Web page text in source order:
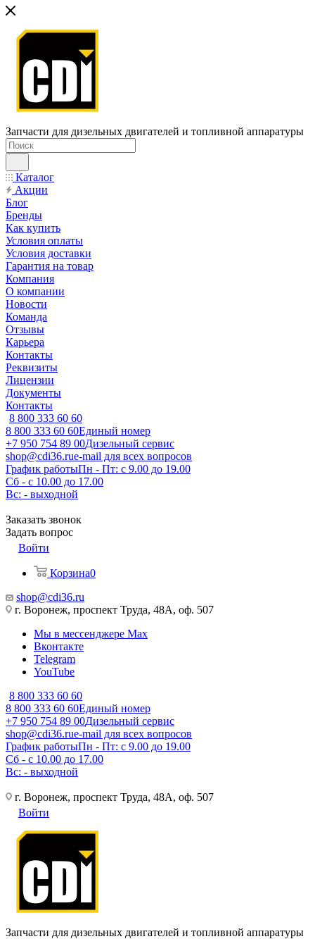
Запчасти для дизельных двигателей и топливной аппаратуры
Каталог
Акции
Блог
Бренды
Как купить
Условия оплаты
Условия доставки
Гарантия на товар
Компания
О компании
Новости
Команда
Отзывы
Карьера
Контакты
Реквизиты
Лицензии
Документы
Контакты
8 800 333 60 60
8 800 333 60 60Единый номер
+7 950 754 89 00Дизельный сервис
shop@cdi36.rue-mail для всех вопросов
График работыПн - Пт: с 9.00 до 19.00
Сб - с 10.00 до 17.00
Вс: - выходной
Заказать звонок
Задать вопрос
Войти
Корзина0
shop@cdi36.ru
г. Воронеж, проспект Труда, 48А, оф. 507
Мы в мессенджере Max
Вконтакте
Telegram
YouTube
8 800 333 60 60
8 800 333 60 60Единый номер
+7 950 754 89 00Дизельный сервис
shop@cdi36.rue-mail для всех вопросов
График работыПн - Пт: с 9.00 до 19.00
Сб - с 10.00 до 17.00
Вс: - выходной
г. Воронеж, проспект Труда, 48А, оф. 507
Войти
Запчасти для дизельных двигателей и топливной аппаратуры